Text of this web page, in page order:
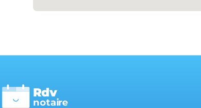
notaire
Rdv